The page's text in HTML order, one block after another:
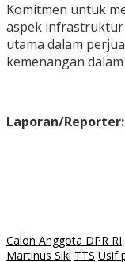
Komitmen untuk
aspek infrastruktur
utama dalam
kemenangan
Laporan/Reporter:
Calon Anggota DPR RI
Martinus Siki TTS Usif